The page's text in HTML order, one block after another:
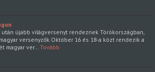
újabb világversenyt rendeznek Törökországban,
versenyzők.Október 16 és 18-a közt rendezik a
magyar ver…Tovább